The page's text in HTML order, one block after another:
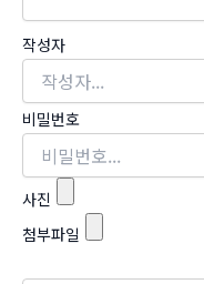
작성자
비밀번호
사진
첨부파일